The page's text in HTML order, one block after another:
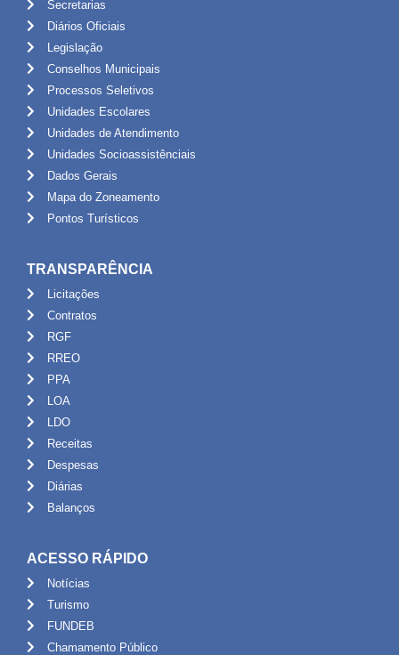
Secretarias
Diários Oficiais
Legislação
Conselhos Municipais
Processos Seletivos
Unidades Escolares
Unidades de Atendimento
Unidades Socioassistênciais
Dados Gerais
Mapa do Zoneamento
Pontos Turísticos
TRANSPARÊNCIA
Licitações
Contratos
RGF
RREO
PPA
LOA
LDO
Receitas
Despesas
Diárias
Balanços
ACESSO RÁPIDO
Notícias
Turismo
FUNDEB
Chamamento Público